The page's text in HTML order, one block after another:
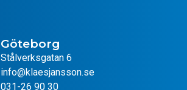
Göteborg
Stålverksgatan 6
info@klaesjansson.se
031-26 90 30